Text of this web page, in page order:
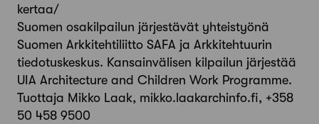
kertaa/
Suomen osakilpailun järjestävät yhteistyönä
Suomen Arkkitehtiliitto SAFA ja Arkkitehtuurin
tiedotuskeskus. Kansainvälisen kilpailun järjestää
UIA Architecture and Children Work Programme.
Tuottaja Mikko Laak, mikko.laakarchinfo.fi, +358
50 458 9500